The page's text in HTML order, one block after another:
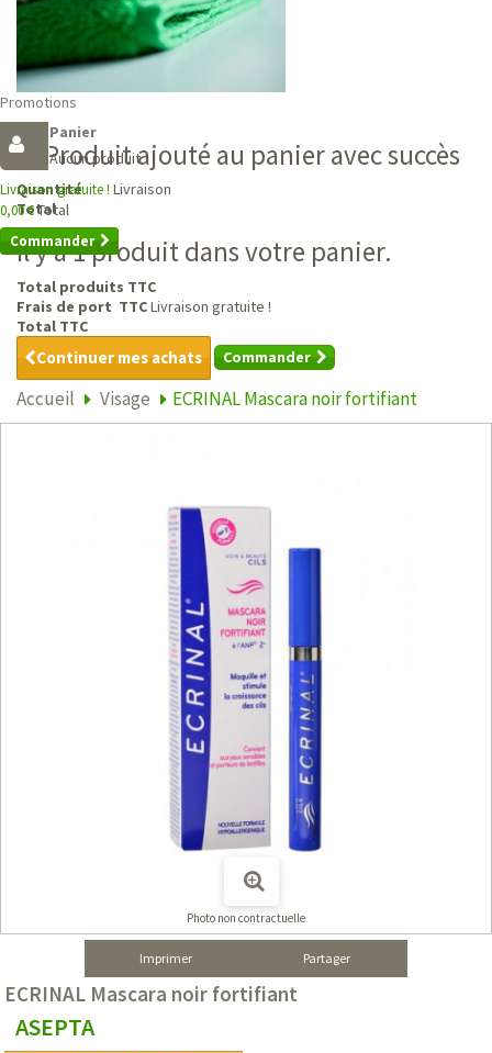
Promotions
Panier
Aucun produit
Livraison gratuite ! Livraison
0,00 €Total
Commander
Produit ajouté au panier avec succès
Quantité
Total
Il y a 1 produit dans votre panier.
Total produits TTC
Frais de port TTCLivraison gratuite !
Total TTC
Continuer mes achats Commander
Accueil Visage ECRINAL Mascara noir fortifiant
Photo non contractuelle
Imprimer Partager
ECRINAL Mascara noir fortifiant
ASEPTA